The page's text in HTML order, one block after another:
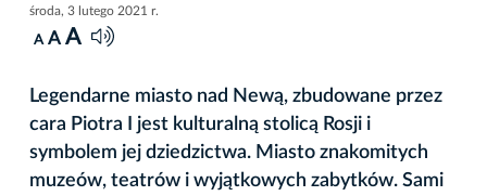
środa, 3 lutego 2021 r.
A A A
Legendarne miasto nad Newą, zbudowane przez
cara Piotra I jest kulturalną stolicą Rosji i
symbolem jej dziedzictwa. Miasto znakomitych
muzeów, teatrów i wyjątkowych zabytków. Sami